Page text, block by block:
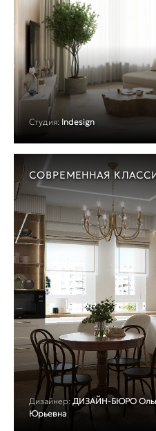
Студия: Indesign
СОВРЕМЕННАЯ
Дизайнер: ДИЗАЙН-БЮРО
Юрьевна